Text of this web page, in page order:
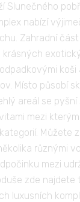
Slunečného
nabízí
Zahradní
krásných
koši
Místo působí
areál se
mezi
Můžete
různými
mezi
zde
luxusních